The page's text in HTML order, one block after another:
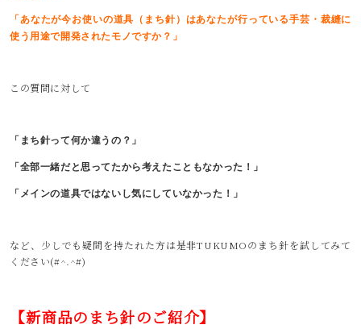
「あなたが今お使いの道具（まち針）はあなたが行っている手芸・裁縫に
使う用途で開発されたモノですか？」
この質問に対して
「まち針って何か違うの？」
「全部一緒だと思ってたから考えたこともなかった！」
「メインの道具ではないし気にしていなかった！」
など、少しでも疑問を持たれた方は是非TUKUMOのまち針を試してみて
ください(#^.^#)
【新商品のまち針のご紹介】